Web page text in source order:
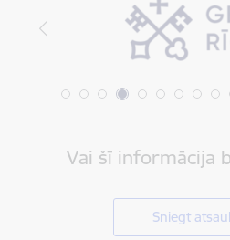
Vai šī informācija
Sniegt